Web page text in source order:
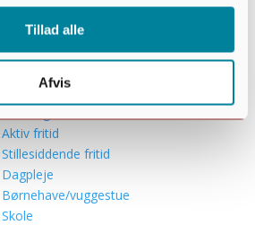
Tillad alle
Afvis
Hus, have og bil
Sundhed
Servicevirksomheder
Industrivirksomheder
Aktiv fritid
Stillesiddende fritid
Dagpleje
Børnehave/vuggestue
Skole